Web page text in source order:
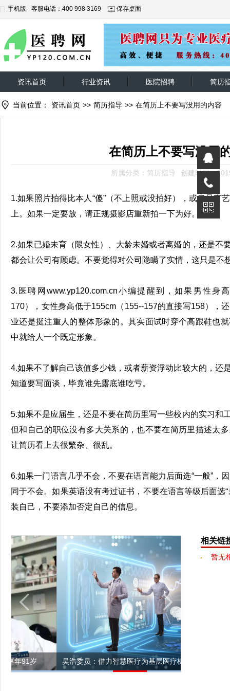
手机版 客服电话：400 998 3169 保存桌面
资讯首页 行业资讯 医院招聘 简历
当前位置： 资讯首页 >> 简历指导 >> 在简历上不要写没用的内容
在简历上不要写没用
所属分类：简历指导 创建时间：
1.如果照片拍得比本人“傻”（不上照或没拍好），或者只有
上。如果一定要放，请正规摄影店重新拍一下为好。
2.如果已婚未育（限女性）、大龄未婚或者离婚的，还是不
都会让公司有顾虑。不要觉得对公司隐瞒了实情，这只是不
3.医聘网www.yp120.com.cn小编提醒到，如果男性身
170），女性身高低于155cm（155--157的直接写158），
业还是挺注重人的整体形象的。其实面试时穿个高跟鞋也
中就给人一个既定形象。
4.如果不了解自己该值多少钱，或者薪资浮动比较大的，还
知道要写面谈，毕竟谁先露底谁吃亏。
5.如果不是应届生，还是不要在简历里写一些校内的实习和
但和自己的职位没有多大关系的，也不要在简历里描述太
让简历看上去很繁杂、很乱。
6.如果一门语言几乎不会，不要在语言能力后面选“一般”，
同于不会。如果英语没有考过证书，不要在语言等级后面选
装自己，不要添加否定自己的信息。
吴浩委员：借力智慧医疗为基层医疗机构减负赋能
相关链
暂无